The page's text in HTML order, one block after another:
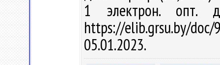
1 электрон. опт.
https://elib.grsu.by/
05.01.2023.